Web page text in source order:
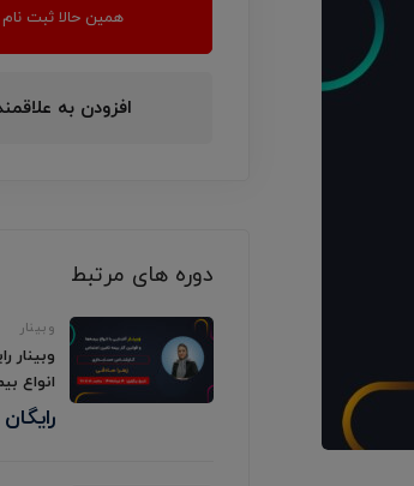
همین حالا ثبت
افزودن به
دوره های مرتبط
وبینار
وبینار
انواع
بیمه
رایگان